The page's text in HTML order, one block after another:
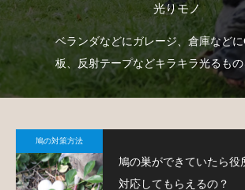
光りモノ
ベランダなどにガレージ、倉庫など
板、反射テープなどキラキラ光るもの
て、鳩を寄り付きにくくするという
鳩の対策方法
鳩の巣ができていたら役
対応してもらえるの？